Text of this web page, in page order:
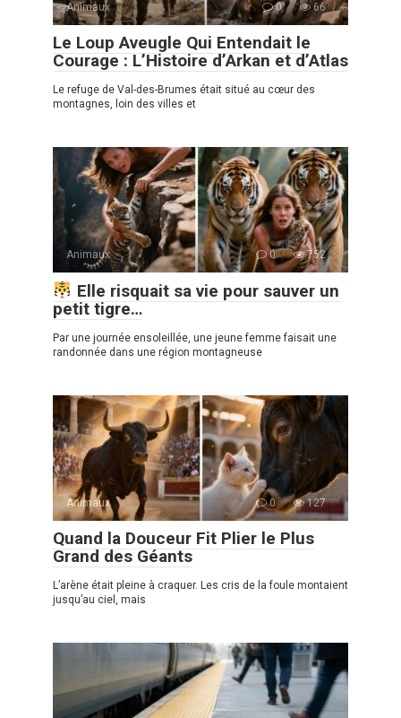
Animaux 0 66
Le Loup Aveugle Qui Entendait le
Courage : L’Histoire d’Arkan et d’Atlas
Le refuge de Val-des-Brumes était situé au cœur des
montagnes, loin des villes et
Animaux 0 752
Elle risquait sa vie pour sauver un
petit tigre…
Par une journée ensoleillée, une jeune femme faisait une
randonnée dans une région montagneuse
Animaux 0 127
Quand la Douceur Fit Plier le Plus
Grand des Géants
L’arène était pleine à craquer. Les cris de la foule montaient
jusqu’au ciel, mais